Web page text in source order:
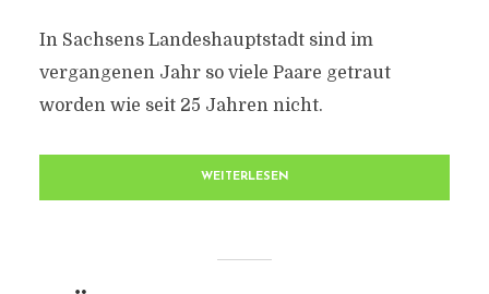
In Sachsens Landeshauptstadt sind im
vergangenen Jahr so viele Paare getraut
worden wie seit 25 Jahren nicht.
WEITERLESEN